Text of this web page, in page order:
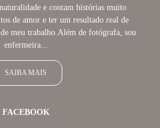
e contam histórias muito
de amor e ter um resultado real de
meu trabalho.Além de fotógrafa, sou
enfermeira...
SAIBA MAIS
FACEBOOK